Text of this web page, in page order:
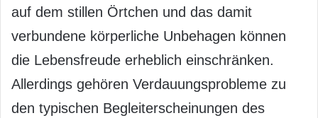
auf dem stillen Örtchen und das damit
verbundene körperliche Unbehagen können
die Lebensfreude erheblich einschränken.
Allerdings gehören Verdauungsprobleme zu
den typischen Begleiterscheinungen des